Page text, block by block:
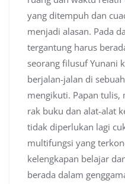
yang ditempuh dan
menjadi alasan. Pada
tergantung harus
seorang filusuf Yunani
berjalan-jalan di
mengikuti. Papan tulis,
rak buku dan alat-alat
tidak diperlukan lagi
multifungsi yang
kelengkapan belajar
berada dalam